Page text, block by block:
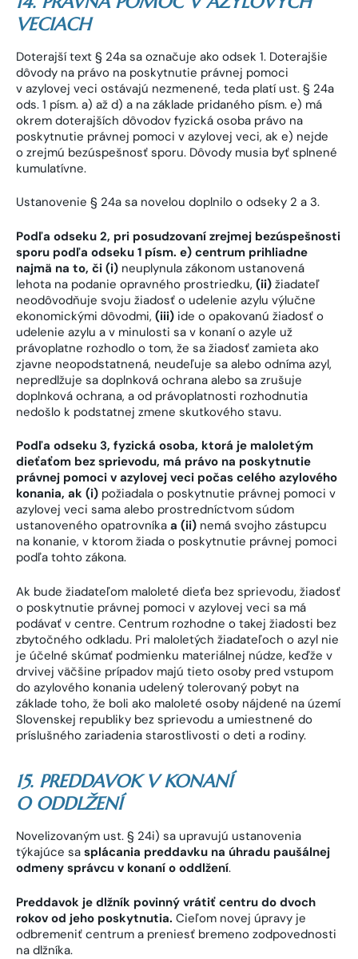
VECIACH
Doterajší text § 24a sa označuje ako odsek 1. Doterajšie
dôvody na právo na poskytnutie právnej pomoci
v azylovej veci ostávajú nezmenené, teda platí ust. § 24a
ods. 1 písm. a) až d) a na základe pridaného písm. e) má
okrem doterajších dôvodov fyzická osoba právo na
poskytnutie právnej pomoci v azylovej veci, ak e) nejde
o zrejmú bezúspešnosť sporu. Dôvody musia byť splnené
kumulatívne.
Ustanovenie § 24a sa novelou doplnilo o odseky 2 a 3.
Podľa odseku 2, pri posudzovaní zrejmej bezúspešnosti
sporu podľa odseku 1 písm. e) centrum prihliadne
najmä na to, či (i) neuplynula zákonom ustanovená
lehota na podanie opravného prostriedku, (ii) žiadateľ
neodôvodňuje svoju žiadosť o udelenie azylu výlučne
ekonomickými dôvodmi, (iii) ide o opakovanú žiadosť o
udelenie azylu a v minulosti sa v konaní o azyle už
právoplatne rozhodlo o tom, že sa žiadosť zamieta ako
zjavne neopodstatnená, neudeľuje sa alebo odníma azyl,
nepredlžuje sa doplnková ochrana alebo sa zrušuje
doplnková ochrana, a od právoplatnosti rozhodnutia
nedošlo k podstatnej zmene skutkového stavu.
Podľa odseku 3, fyzická osoba, ktorá je maloletým
dieťaťom bez sprievodu, má právo na poskytnutie
právnej pomoci v azylovej veci počas celého azylového
konania, ak (i) požiadala o poskytnutie právnej pomoci v
azylovej veci sama alebo prostredníctvom súdom
ustanoveného opatrovníka a (ii) nemá svojho zástupcu
na konanie, v ktorom žiada o poskytnutie právnej pomoci
podľa tohto zákona.
Ak bude žiadateľom maloleté dieťa bez sprievodu, žiadosť
o poskytnutie právnej pomoci v azylovej veci sa má
podávať v centre. Centrum rozhodne o takej žiadosti bez
zbytočného odkladu. Pri maloletých žiadateľoch o azyl nie
je účelné skúmať podmienku materiálnej núdze, keďže v
drvivej väčšine prípadov majú tieto osoby pred vstupom
do azylového konania udelený tolerovaný pobyt na
základe toho, že boli ako maloleté osoby nájdené na území
Slovenskej republiky bez sprievodu a umiestnené do
príslušného zariadenia starostlivosti o deti a rodiny.
15. PREDDAVOK V KONANÍ
O ODDLŽENÍ
Novelizovaným ust. § 24i) sa upravujú ustanovenia
týkajúce sa splácania preddavku na úhradu paušálnej
odmeny správcu v konaní o oddlžení.
Preddavok je dlžník povinný vrátiť centru do dvoch
rokov od jeho poskytnutia. Cieľom novej úpravy je
odbremeniť centrum a preniesť bremeno zodpovednosti
na dlžníka.